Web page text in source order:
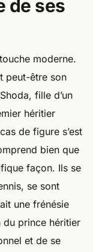
de ses
moderne.
peut-être son
fille d’un
héritier
de figure s’est
bien que
façon. Ils se
se sont
une frénésie
du prince héritier
et de se